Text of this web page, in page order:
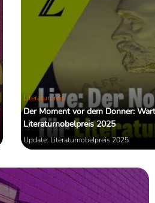
Literaturpreis
Der Moment vor dem Donner:
Literaturnobelpreis 2025
Update: Literaturnobelpreis 2025